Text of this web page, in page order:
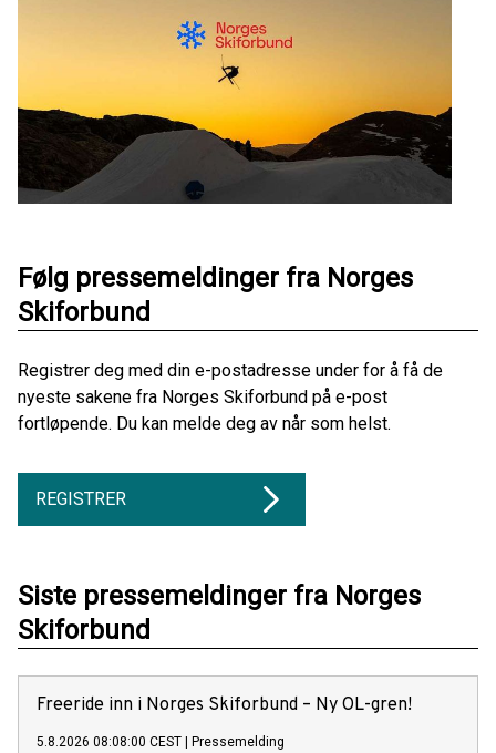
Følg pressemeldinger fra Norges
Skiforbund
Registrer deg med din e-postadresse under for å få de
nyeste sakene fra Norges Skiforbund på e-post
fortløpende. Du kan melde deg av når som helst.
REGISTRER
Siste pressemeldinger fra Norges
Skiforbund
Freeride inn i Norges Skiforbund – Ny OL-gren!
5.8.2026 08:08:00 CEST Pressemelding